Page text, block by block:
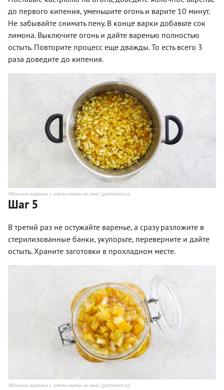
до первого кипения, уменьшите огонь и варите 10 минут.
Не забывайте снимать пену. В конце варки добавьте сок
лимона. Выключите огонь и дайте варенью полностью
остыть. Повторите процесс еще дважды. То есть всего 3
раза доведите до кипения.
Яблочное варенье с апельсинами на зиму (gastronom.ru)
Шаг 5
В третий раз не остужайте варенье, а сразу разложите в
стерилизованные банки, укупорьте, переверните и дайте
остыть. Храните заготовки в прохладном месте.
Яблочное варенье с апельсинами на зиму (gastronom.ru)